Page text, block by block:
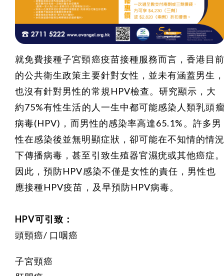
就免費接種子宮頸癌疫苗接種服務而言，香港目
的公共衛生政策主要針對女性，並未有涵蓋男生
也沒有針對男性的常規HPV檢查。研究顯示，大
約75%有性生活的人一生中都可能感染人類乳頭
病毒(HPV)，而男性的感染率高達65.1%。許多男
性在感染後並無明顯症狀，卻可能在不知情的情
下傳播病毒，甚至引致生殖器官濕疣或其他癌症
因此，預防HPV感染不僅是女性的責任，男性也
應接種HPV疫苗，及早預防HPV病毒。
HPV可引致：
頭頸癌/ 口咽癌
子宮頸癌